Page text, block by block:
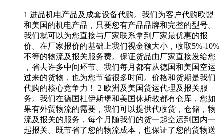
1 进品机电产品及成套设备代购。我们为客户代购欧盟
和美国的机电产品，只要您有产品品牌和完整的型号。
我们就可以为您直接与厂家联系拿到厂家最优惠的报
价。在厂家报价的基础上我们视金额大小，收取5%-10%
不等的物流及报关服务费。保证货品由厂家直接发给您
，省去许多中间环节。我们每月都有从德国和美国空运
过来的货物，也为您节省很多时间。价格和货期是我们
代购的核心竞争力！ 2 欧洲及美国货运代理及报关服
务。我们在德国杜伊斯堡和美国休斯敦都有仓库，您如
果有外贸物流的需要，我们可以提供代收货，仓储，物
流及报关的服务，每个月随我们的货一起空运到国内一
起报关。既节省了您的物流成本，也保证了您的货物送